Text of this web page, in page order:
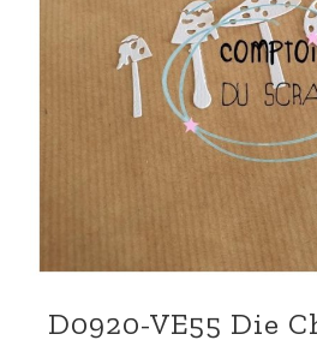
D0920-VE55 Die